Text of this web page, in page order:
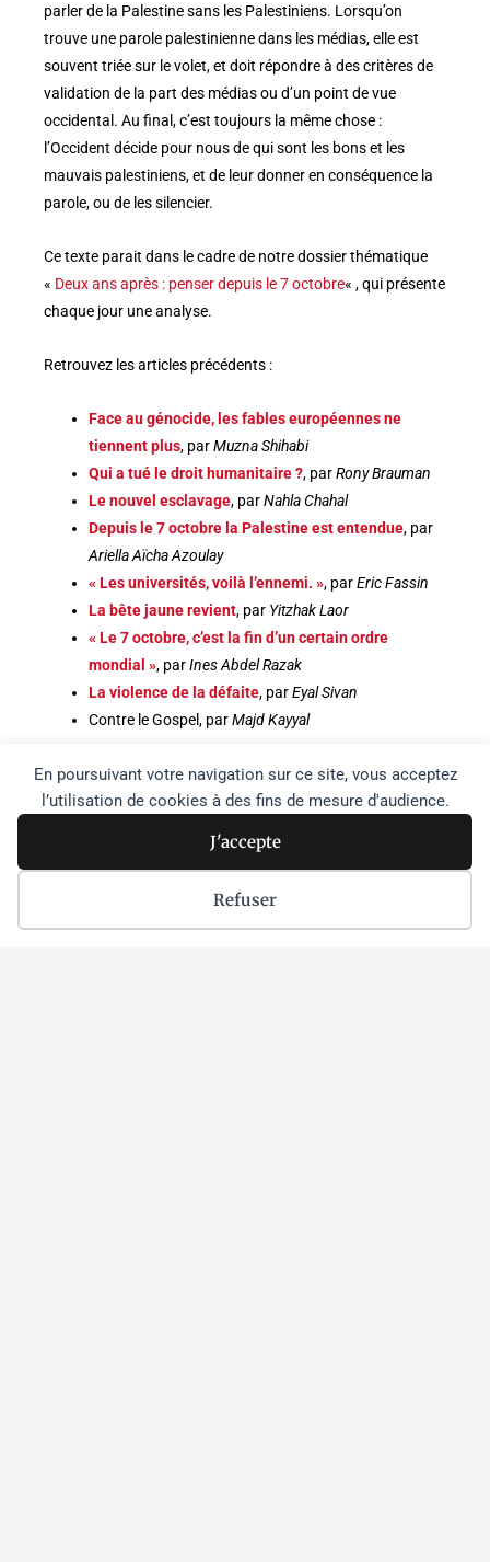
En poursuivant votre navigation sur ce site, vous acceptez
l’utilisation de cookies à des fins de mesure d'audience.
J'accepte
Refuser
parler de la Palestine sans les Palestiniens. Lorsqu’on
trouve une parole palestinienne dans les médias, elle est
souvent triée sur le volet, et doit répondre à des critères de
validation de la part des médias ou d’un point de vue
occidental. Au final, c’est toujours la même chose :
l’Occident décide pour nous de qui sont les bons et les
mauvais palestiniens, et de leur donner en conséquence la
parole, ou de les silencier.
Ce texte parait dans le cadre de notre dossier thématique
« Deux ans après : penser depuis le 7 octobre« , qui présente
chaque jour une analyse.
Retrouvez les articles précédents :
Face au génocide, les fables européennes ne
tiennent plus, parMuzna Shihabi
Qui a tué le droit humanitaire ?, parRony Brauman
Le nouvel esclavage, parNahla Chahal
Depuis le 7 octobre la Palestine est entendue, par
Ariella Aïcha Azoulay
« Les universités, voilà l’ennemi. », parEric Fassin
La bête jaune revient, par Yitzhak Laor
« Le 7 octobre, c’est la fin d’un certain ordre
mondial », parInes Abdel Razak
La violence de la défaite, parEyal Sivan
Contre le Gospel, parMajd Kayyal
Partager :
Partager
Média Palestine sont notre appel et les articles produits par